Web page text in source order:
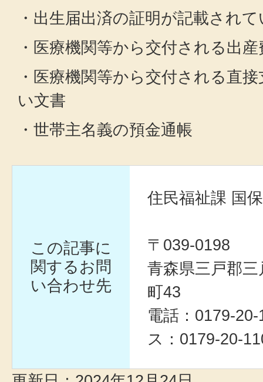
・出生届出済の証明が記載され
・医療機関等から交付される出
・医療機関等から交付される直
い文書
・世帯主名義の預金通帳
この記事に
関するお問
い合わせ先
住民福祉課 国
〒039-0198
青森県三戸郡
町43
電話：0179-
ス：0179-20-